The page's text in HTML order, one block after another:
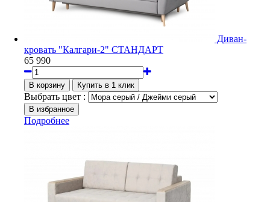
Диван-
кровать "Калгари-2" СТАНДАРТ
65 990
Выбрать цвет :
Подробнее